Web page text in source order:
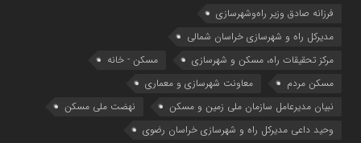
فرزانه صادق وزیر راه‌وشهرسازی
مدیرکل راه و شهرسازی خراسان شمالی
مرکز تحقیقات راه، مسکن و شهرسازی
مسکن - خانه
مسکن مردم
معاونت شهرسازي و معماري
نبیان مدیرعامل سازمان ملی زمین و مسکن
نهضت ملی مسکن
وحید داعی مدیرکل راه و شهرسازی خراسان رضوی